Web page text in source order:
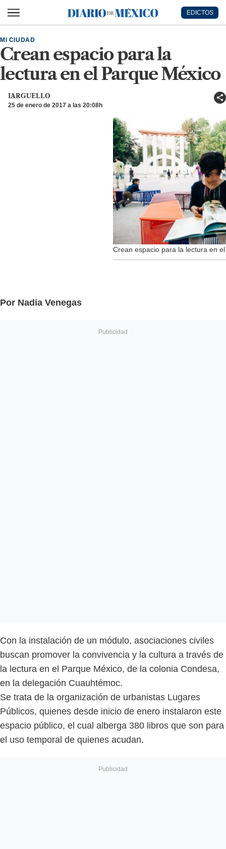
Diario de México
EDICTOS
Crean espacio para la
lectura en el Parque México
MI CIUDAD
IARGUELLO
25 de enero de 2017 a las 20:08h
Crean espacio para la lectura en
Por Nadia Venegas
Con la instalación de un módulo, asociaciones civiles
buscan promover la convivencia y la cultura a través de
la lectura en el Parque México, de la colonia Condesa,
en la delegación Cuauhtémoc.
Se trata de la organización de urbanistas Lugares
Públicos, quienes desde inicio de enero instalaron este
espacio público, el cual alberga 380 libros que son para
el uso temporal de quienes acudan.